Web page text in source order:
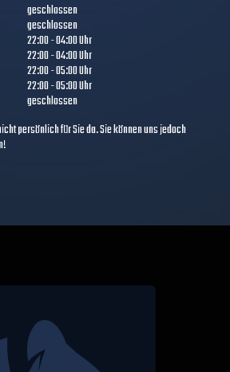
geschlossen
geschlossen
22:00 - 04:00 Uhr
22:00 - 04:00 Uhr
22:00 - 05:00 Uhr
22:00 - 05:00 Uhr
geschlossen
persönlich für Sie da. Sie können uns jedoch